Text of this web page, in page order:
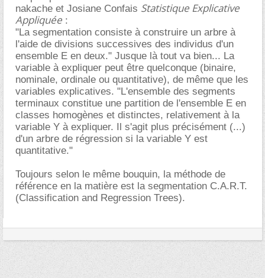
nakache et Josiane Confais Statistique Explicative
Appliquée :
"La segmentation consiste à construire un arbre à
l'aide de divisions successives des individus d'un
ensemble E en deux." Jusque là tout va bien... La
variable à expliquer peut être quelconque (binaire,
nominale, ordinale ou quantitative), de même que les
variables explicatives. "L'ensemble des segments
terminaux constitue une partition de l'ensemble E en
classes homogènes et distinctes, relativement à la
variable Y à expliquer. Il s'agit plus précisément (...)
d'un arbre de régression si la variable Y est
quantitative."
Toujours selon le même bouquin, la méthode de
référence en la matière est la segmentation C.A.R.T.
(Classification and Regression Trees).